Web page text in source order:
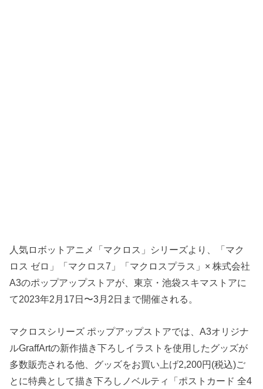
人気ロボットアニメ「マクロス」シリーズより、「マク
ロス ゼロ」「マクロス7」「マクロスプラス」× 株式会社
A3のポップアップストアが、東京・池袋スキマストアに
て2023年2月17日〜3月2日まで開催される。
マクロスシリーズ ポップアップストアでは、A3オリジナ
ルGraffArtの新作描き下ろしイラストを使用したグッズが
多数販売される他、グッズをお買い上げ2,200円(税込)ご
とに特典として描き下ろしノベルティ「ポストカード 全4